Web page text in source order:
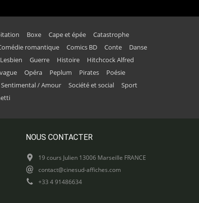
Boxe Cape et épée
Catastrophe
romantique Comics BD Conte
Danse
Guerre Histoire
Hitchcock Alfred
Opéra Peplum Pirates
Poésie
Sentimental / Amour Société et social
Sport
NOUS CONTACTER
19 cours Julien 13006 Marseille FRANCE
contact@cinesud-affiches.com
+33 4 91486634